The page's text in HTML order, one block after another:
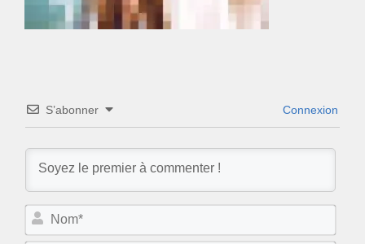
S’abonner Connexion
N